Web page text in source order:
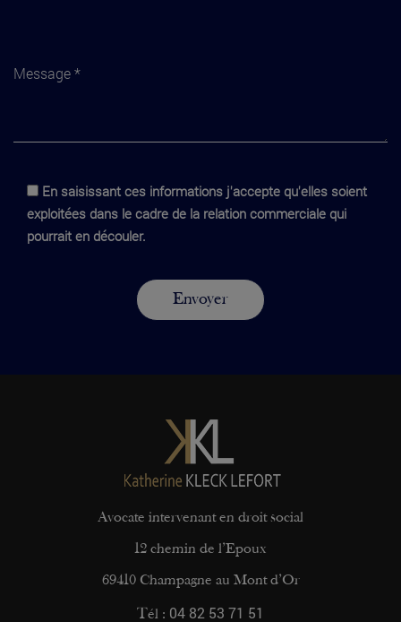
En saisissant ces informations j'accepte qu'elles soient
exploitées dans le cadre de la relation commerciale qui
pourrait en découler.
Avocate intervenant en droit social
12 chemin de l’Epoux
69410 Champagne au Mont d’Or
Tél : 04 82 53 71 51